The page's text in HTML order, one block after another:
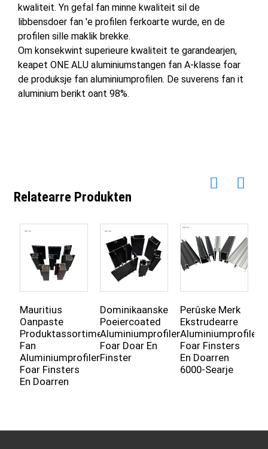
kwaliteit. Yn gefal fan minne kwaliteit sil de
libbensdoer fan 'e profilen ferkoarte wurde, en de
profilen sille maklik brekke.
Om konsekwint superieure kwaliteit te garandearjen,
keapet ONE ALU aluminiumstangen fan A-klasse foar
de produksje fan aluminiumprofilen. De suverens fan it
aluminium berikt oant 98%.
Relatearre Produkten
Mauritius
Oanpaste
Produktassortiment
Fan
Aluminiumprofilen
Foar Finsters
En Doarren
Dominikaanske
Poeiercoated
Aluminiumprofilen
Foar Doar En
Finster
Perûske Merk
Ekstrudearre
Aluminiumprofilen
Foar Finsters
En Doarren
6000-Searje